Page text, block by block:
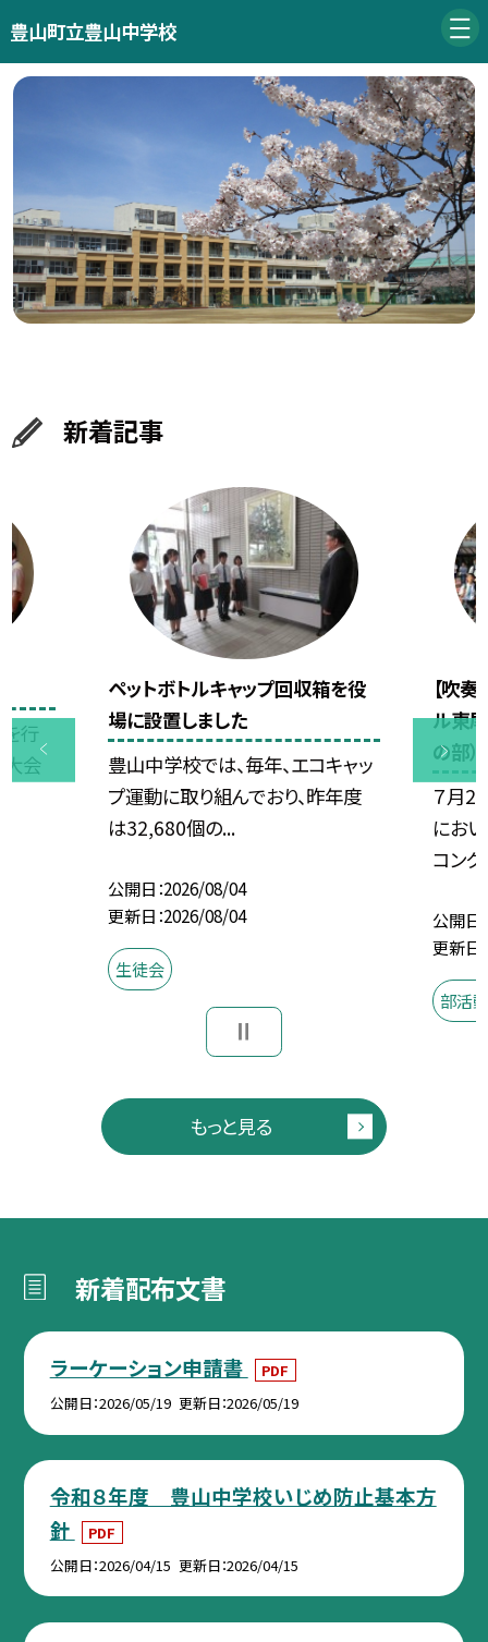
豊山町立豊山中学校
新着記事
行
大会
ペットボトルキャップ回収箱を役
場に設置しました
豊山中学校では、毎年、エコキャッ
プ運動に取り組んでおり、昨年度
は32,680個の...
公開日 2026/08/04
更新日 2026/08/04
生徒会
【吹
ル東
の部）
７月
にお
コン
公開日
更新日
部活
もっと見る
新着配布文書
ラーケーション申請書
PDF
公開日 2026/05/19 更新日 2026/05/19
令和８年度 豊山中学校いじめ防止基本方
針
PDF
公開日 2026/04/15 更新日 2026/04/15